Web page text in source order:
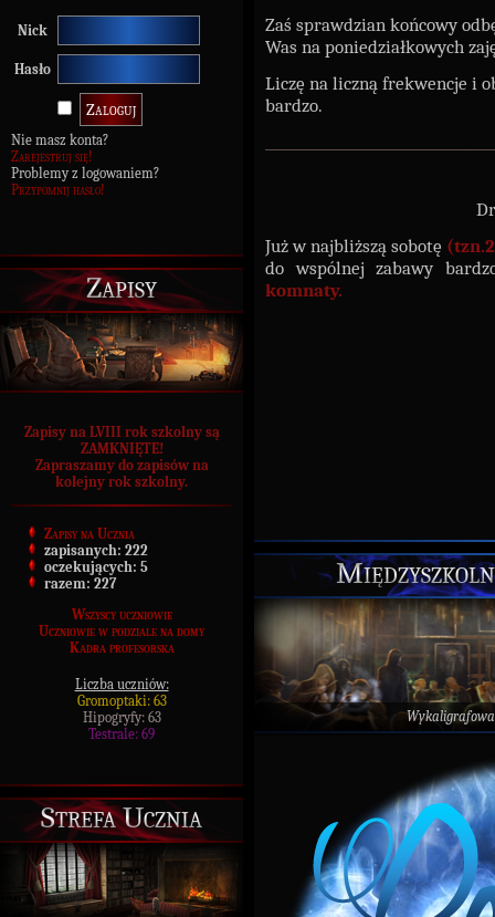
Nick
Hasło
Nie masz konta?
Zarejestruj się!
Problemy z logowaniem?
Przypomnij hasło!
Zapisy
Zapisy na LVIII rok szkolny są
ZAMKNIĘTE!
Zapraszamy do zapisów na
kolejny rok szkolny.
Zapisy na Ucznia
zapisanych: 222
oczekujących: 5
razem: 227
Wszyscy uczniowie
Uczniowie w podziale na domy
Kadra profesorska
Liczba uczniów:
Gromoptaki: 63
Hipogryfy: 63
Testrale: 69
Strefa Ucznia
Zaś sprawdzian końcowy
Was na poniedziałkowych
Liczę na liczną frekwencje i
bardzo.
Już w najbliższą sobotę
do wspólnej zabawy
komnaty.